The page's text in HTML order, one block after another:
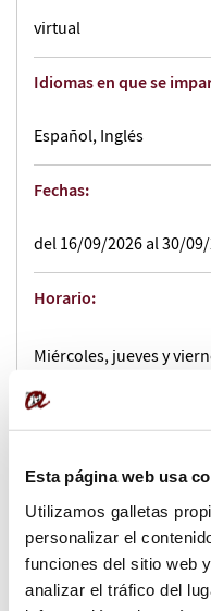
Esta página web usa
Utilizamos galletas
personalizar el
funciones del sitio web
analizar el tráfico del
virtual
Idiomas en que se
Español, Inglés
Fechas:
del 16/09/2026 al 30/
Horario:
Miércoles, jueves y
Ubicación:
Campus virtual Moodle
Centro de Formación
Av. de l'Onze de